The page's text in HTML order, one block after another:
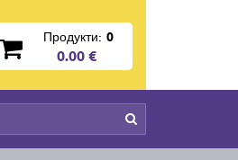
Продукти: 0
0.00 €